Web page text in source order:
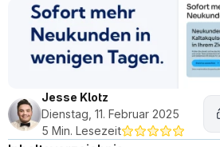
Jesse Klotz
Dienstag, 11. Februar 2025
5 Min. Lesezeit